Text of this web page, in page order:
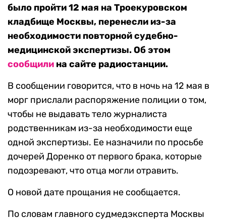
было пройти 12 мая на Троекуровском
кладбище Москвы, перенесли из-за
необходимости повторной судебно-
медицинской экспертизы. Об этом
сообщили на сайте радиостанции.
В сообщении говорится, что в ночь на 12 мая в
морг прислали распоряжение полиции о том,
чтобы не выдавать тело журналиста
родственникам из-за необходимости еще
одной экспертизы. Ее назначили по просьбе
дочерей Доренко от первого брака, которые
подозревают, что отца могли отравить.
О новой дате прощания не сообщается.
По словам главного судмедэксперта Москвы